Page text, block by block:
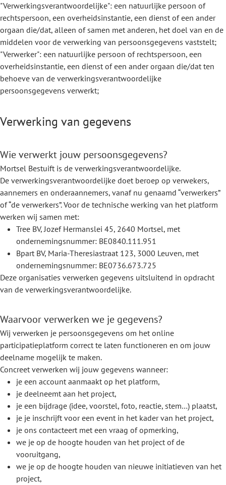
"Verwerkingsverantwoordelijke": een natuurlijke persoon of
rechtspersoon, een overheidsinstantie, een dienst of een ander
orgaan die/dat, alleen of samen met anderen, het doel van en de
middelen voor de verwerking van persoonsgegevens vaststelt;
"Verwerker": een natuurlijke persoon of rechtspersoon, een
overheidsinstantie, een dienst of een ander orgaan die/dat ten
behoeve van de verwerkingsverantwoordelijke
persoonsgegevens verwerkt;
Verwerking van gegevens
Wie verwerkt jouw persoonsgegevens?
Mortsel Bestuift is de verwerkingsverantwoordelijke.
De verwerkingsverantwoordelijke doet beroep op verwekers,
aannemers en onderaannemers, vanaf nu genaamd “verwerkers”
of “de verwerkers”. Voor de technische werking van het platform
werken wij samen met:
Tree BV, Jozef Hermanslei 45, 2640 Mortsel, met
ondernemingsnummer: BE0840.111.951
Bpart BV, Maria-Theresiastraat 123, 3000 Leuven, met
ondernemingsnummer: BE0736.673.725
Deze organisaties verwerken gegevens uitsluitend in opdracht
van de verwerkingsverantwoordelijke.
Waarvoor verwerken we je gegevens?
Wij verwerken je persoonsgegevens om het online
participatieplatform correct te laten functioneren en om jouw
deelname mogelijk te maken.
Concreet verwerken wij jouw gegevens wanneer:
je een account aanmaakt op het platform,
je deelneemt aan het project,
je een bijdrage (idee, voorstel, foto, reactie, stem…) plaatst,
je je inschrijft voor een event in het kader van het project,
je ons contacteert met een vraag of opmerking,
we je op de hoogte houden van het project of de
vooruitgang,
we je op de hoogte houden van nieuwe initiatieven van het
project,